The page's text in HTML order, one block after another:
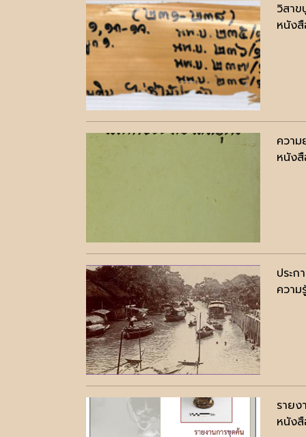
วิสาข
หนัง
ควา
หนัง
ประก
ความ
รายง
หนัง